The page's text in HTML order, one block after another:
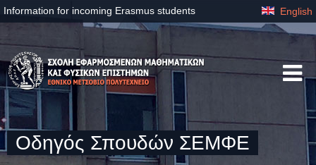
Information for incoming Erasmus students English
Οδηγός Σπουδών ΣΕΜΦΕ